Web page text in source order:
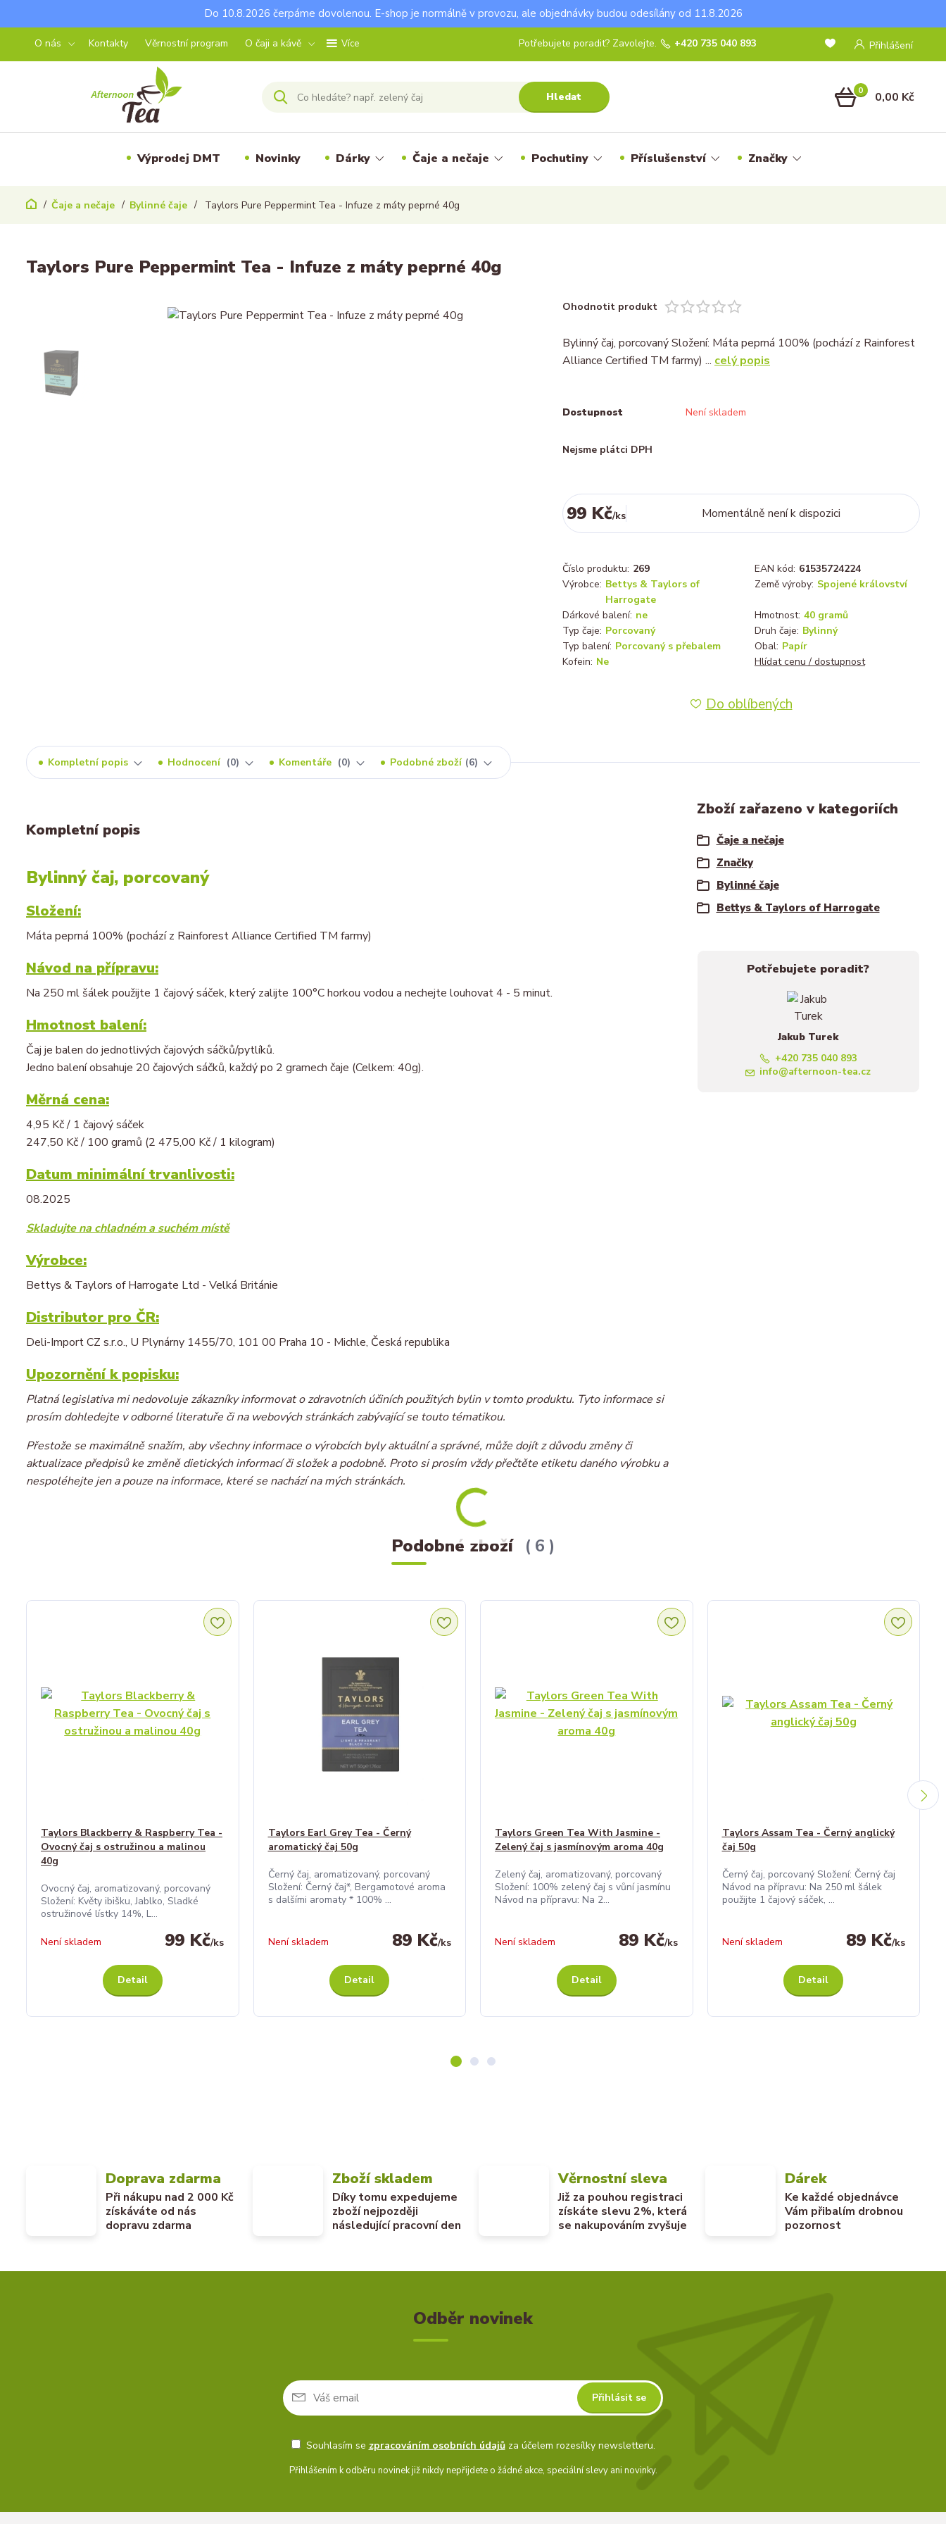
Do 10.8.2026 čerpáme dovolenou. E-shop je normálně v provozu, ale objednávky budou odesílány od 11.8.2026
O nás Kontakty Věrnostní program O čaji a kávě Více Přihlášení
Hledat
Potřebujete poradit? Zavolejte. +420 735 040 893
0 0,00 Kč
Výprodej DMT Novinky Dárky Čaje a nečaje Pochutiny Příslušenství Značky
Čaje a nečaje Bylinné čaje Taylors Pure Peppermint Tea - Infuze z máty peprné 40g
Taylors Pure Peppermint Tea - Infuze z máty peprné 40g
Ohodnotit produkt
Bylinný čaj, porcovaný Složení: Máta peprná 100% (pochází z Rainforest
Alliance Certified TM farmy) ... celý popis
Dostupnost Není skladem
Nejsme plátci DPH
99 Kč/ks Momentálně není k dispozici
Číslo produktu: 269 EAN kód: 61535724224
Výrobce: Bettys & Taylors of
Harrogate
Země výroby: Spojené království
Dárkové balení: ne Hmotnost: 40 gramů
Typ čaje: Porcovaný Druh čaje: Bylinný
Typ balení: Porcovaný s přebalem Obal: Papír
Kofein: Ne Hlídat cenu / dostupnost
Do oblíbených
Kompletní popis Hodnocení 0 Komentáře 0 Podobné zboží 6
Kompletní popis
Bylinný čaj, porcovaný
Složení:
Máta peprná 100% (pochází z Rainforest Alliance Certified TM farmy)
Návod na přípravu:
Na 250 ml šálek použijte 1 čajový sáček, který zalijte 100°C horkou vodou a nechejte louhovat 4 - 5 minut.
Hmotnost balení:
Čaj je balen do jednotlivých čajových sáčků/pytlíků.
Jedno balení obsahuje 20 čajových sáčků, každý po 2 gramech čaje (Celkem: 40g).
Měrná cena:
4,95 Kč / 1 čajový sáček
247,50 Kč / 100 gramů (2 475,00 Kč / 1 kilogram)
Datum minimální trvanlivosti:
08.2025
Skladujte na chladném a suchém místě
Výrobce:
Bettys & Taylors of Harrogate Ltd - Velká Británie
Distributor pro ČR:
Deli-Import CZ s.r.o., U Plynárny 1455/70, 101 00 Praha 10‎ - Michle, Česká republika
Upozornění k popisku:
Platná legislativa mi nedovoluje zákazníky informovat o zdravotních účiních použitých bylin v tomto produktu. Tyto informace si
prosím dohledejte v odborné literatuře či na webových stránkách zabývající se touto tématikou.
Přestože se maximálně snažím, aby všechny informace o výrobcích byly aktuální a správné, může dojít z důvodu změny či
aktualizace předpisů ke změně dietických informací či složek a podobně. Proto si prosím vždy přečtěte etiketu daného výrobku a
nespoléhejte jen a pouze na informace, které se nachází na mých stránkách.
Zboží zařazeno v kategoriích
Čaje a nečaje
Značky
Bylinné čaje
Bettys & Taylors of Harrogate
Potřebujete poradit?
Jakub Turek
+420 735 040 893
info@afternoon-tea.cz
Podobné zboží 6
Taylors Blackberry & Raspberry Tea -
Ovocný čaj s ostružinou a malinou
40g
Ovocný čaj, aromatizovaný, porcovaný
Složení: Květy ibišku, Jablko, Sladké
ostružinové lístky 14%, L...
99 Kč/ks
Není skladem
Detail
Taylors Earl Grey Tea - Černý
aromatický čaj 50g
Černý čaj, aromatizovaný, porcovaný
Složení: Černý čaj*, Bergamotové aroma
s dalšími aromaty * 100% ...
89 Kč/ks
Není skladem
Detail
Taylors Green Tea With Jasmine -
Zelený čaj s jasmínovým aroma 40g
Zelený čaj, aromatizovaný, porcovaný
Složení: 100% zelený čaj s vůní jasmínu
Návod na přípravu: Na 2...
89 Kč/ks
Není skladem
Detail
Taylors Assam Tea - Černý anglický
čaj 50g
Černý čaj, porcovaný Složení: Černý čaj
Návod na přípravu: Na 250 ml šálek
použijte 1 čajový sáček, ...
89 Kč/ks
Není skladem
Detail
Doprava zdarma
Při nákupu nad 2 000 Kč
získáváte od nás
dopravu zdarma
Zboží skladem
Díky tomu expedujeme
zboží nejpozději
následující pracovní den
Věrnostní sleva
Již za pouhou registraci
získáte slevu 2%, která
se nakupováním zvyšuje
Dárek
Ke každé objednávce
Vám přibalím drobnou
pozornost
Odběr novinek
Přihlásit se
Souhlasím se zpracováním osobních údajůza účelem rozesílky newsletteru.
Přihlášením k odběru novinek již nikdy nepřijdete o žádné akce, speciální slevy ani novinky.